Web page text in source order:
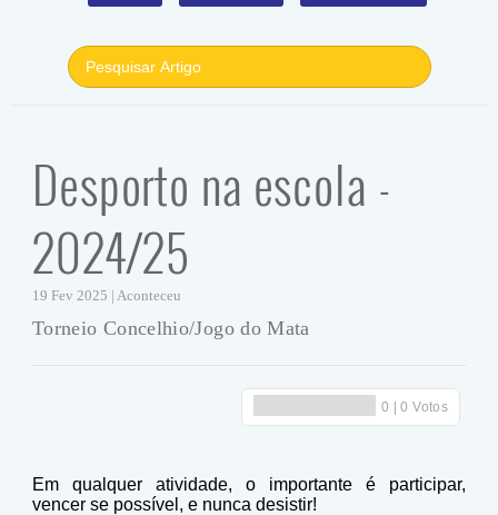
Desporto na escola -
2024/25
19 Fev 2025 | Aconteceu
Torneio Concelhio/Jogo do Mata
Em qualquer atividade, o importante é participar,
vencer se possível, e nunca desistir!